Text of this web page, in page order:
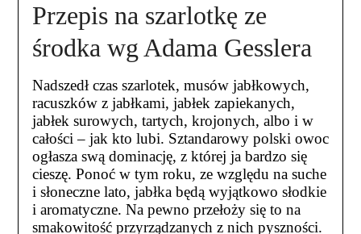
Przepis na szarlotkę ze
środka wg Adama Gesslera
Nadszedł czas szarlotek, musów jabłkowych,
racuszków z jabłkami, jabłek zapiekanych,
jabłek surowych, tartych, krojonych, albo i w
całości – jak kto lubi. Sztandarowy polski owoc
ogłasza swą dominację, z której ja bardzo się
cieszę. Ponoć w tym roku, ze względu na suche
i słoneczne lato, jabłka będą wyjątkowo słodkie
i aromatyczne. Na pewno przełoży się to na
smakowitość przyrządzanych z nich pyszności.